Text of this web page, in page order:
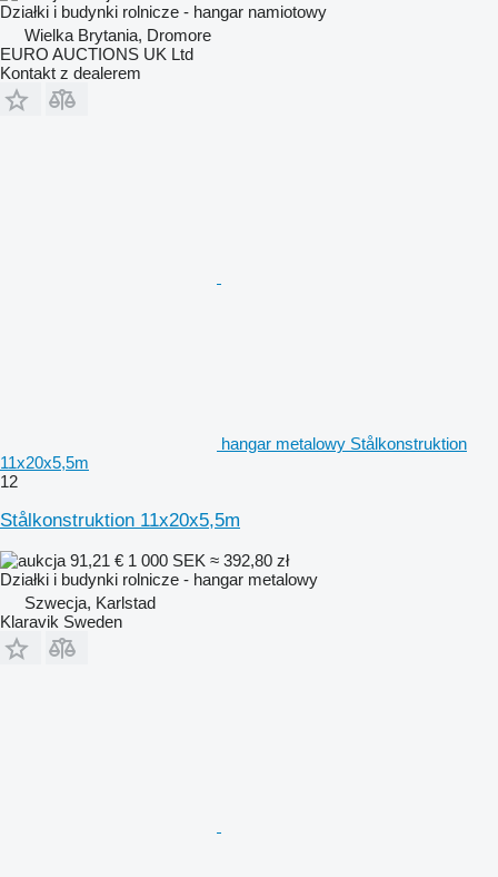
Działki i budynki rolnicze - hangar namiotowy
Wielka Brytania, Dromore
EURO AUCTIONS UK Ltd
Kontakt z dealerem
hangar metalowy Stålkonstruktion
11x20x5,5m
12
Stålkonstruktion 11x20x5,5m
91,21 € 1 000 SEK ≈ 392,80 zł
Działki i budynki rolnicze - hangar metalowy
Szwecja, Karlstad
Klaravik Sweden